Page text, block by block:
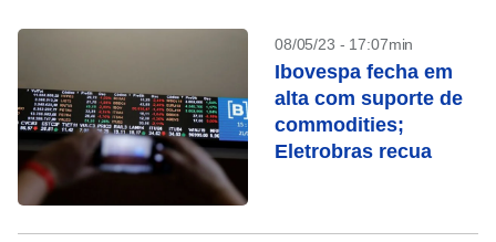
08/05/23 - 17:07min
Ibovespa fecha em
alta com suporte de
commodities;
Eletrobras recua